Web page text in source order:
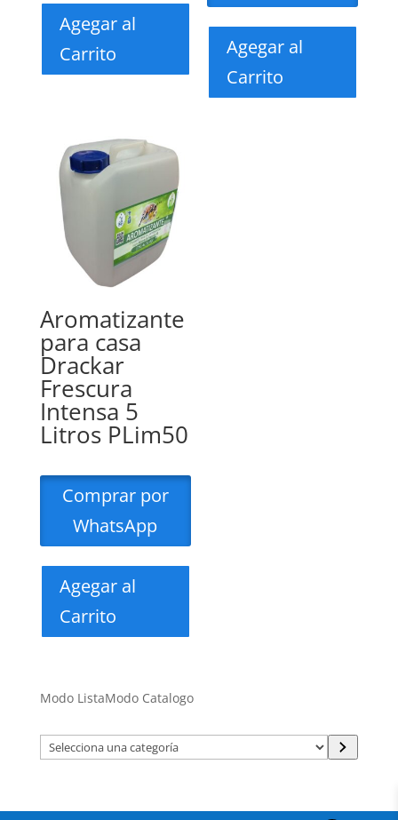
Agegar al
Carrito
Agegar al
Carrito
Aromatizante
para casa
Drackar
Frescura
Intensa 5
Litros PLim50
Comprar por
WhatsApp
Agegar al
Carrito
Modo ListaModo Catalogo
Selecciona
una